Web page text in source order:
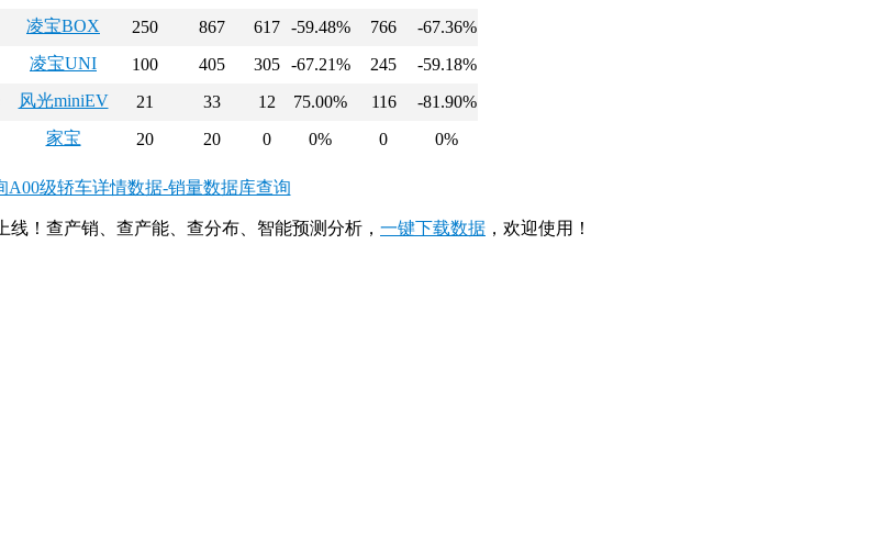
凌宝BOX 250 867 617 -59.48% 766
-67.36%
凌宝UNI 100 405 305 -67.21% 245
-59.18%
风光miniEV 21 33 12 75.00% 116
-81.90%
家宝 20 20 0 0% 0 0%
A00级轿车详情数据-销量数据库查询
线！查产销、查产能、查分布、智能预测分析， 一键下载数据 ，欢迎使用！